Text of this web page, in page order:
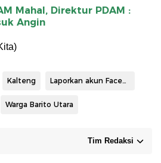
Mahal, Direktur PDAM :
Angin
Kalteng Laporkan akun Facebook
Warga Barito Utara
Tim Redaksi